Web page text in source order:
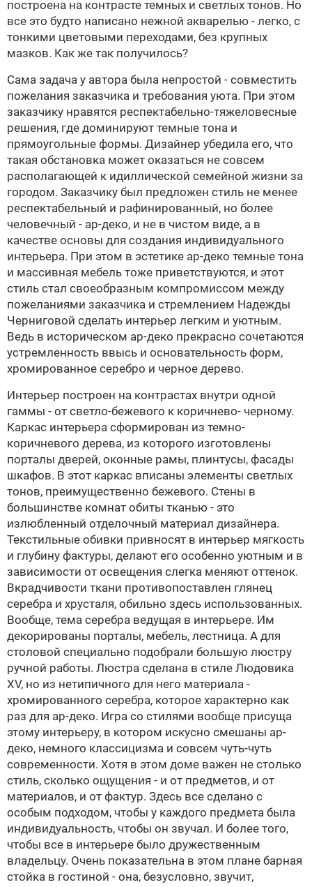
построена на контрасте темных и светлых тонов. Но
все это будто написано нежной акварелью - легко, с
тонкими цветовыми переходами, без крупных
мазков. Как же так получилось?
Сама задача у автора была непростой - совместить
пожелания заказчика и требования уюта. При этом
заказчику нравятся респектабельно-тяжеловесные
решения, где доминируют темные тона и
прямоугольные формы. Дизайнер убедила его, что
такая обстановка может оказаться не совсем
располагающей к идиллической семейной жизни за
городом. Заказчику был предложен стиль не менее
респектабельный и рафинированный, но более
человечный - ар-деко, и не в чистом виде, а в
качестве основы для создания индивидуального
интерьера. При этом в эстетике ар-деко темные тона
и массивная мебель тоже приветствуются, и этот
стиль стал своеобразным компромиссом между
пожеланиями заказчика и стремлением Надежды
Черниговой сделать интерьер легким и уютным.
Ведь в историческом ар-деко прекрасно сочетаются
устремленность ввысь и основательность форм,
хромированное серебро и черное дерево.
Интерьер построен на контрастах внутри одной
гаммы - от светло-бежевого к коричнево- черному.
Каркас интерьера сформирован из темно-
коричневого дерева, из которого изготовлены
порталы дверей, оконные рамы, плинтусы, фасады
шкафов. В этот каркас вписаны элементы светлых
тонов, преимущественно бежевого. Стены в
большинстве комнат обиты тканью - это
излюбленный отделочный материал дизайнера.
Текстильные обивки привносят в интерьер мягкость
и глубину фактуры, делают его особенно уютным и в
зависимости от освещения слегка меняют оттенок.
Вкрадчивости ткани противопоставлен глянец
серебра и хрусталя, обильно здесь использованных.
Вообще, тема серебра ведущая в интерьере. Им
декорированы порталы, мебель, лестница. А для
столовой специально подобрали большую люстру
ручной работы. Люстра сделана в стиле Людовика
XV, но из нетипичного для него материала -
хромированного серебра, которое характерно как
раз для ар-деко. Игра со стилями вообще присуща
этому интерьеру, в котором искусно смешаны ар-
деко, немного классицизма и совсем чуть-чуть
современности. Хотя в этом доме важен не столько
стиль, сколько ощущения - и от предметов, и от
материалов, и от фактур. Здесь все сделано с
особым подходом, чтобы у каждого предмета была
индивидуальность, чтобы он звучал. И более того,
чтобы все в интерьере было дружественным
владельцу. Очень показательна в этом плане барная
стойка в гостиной - она, безусловно, звучит,